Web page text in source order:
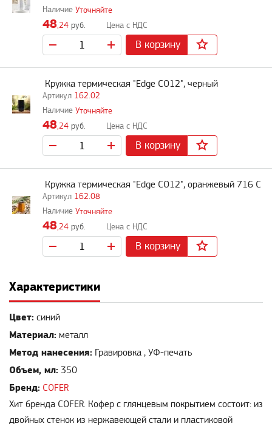
Уточняйте
48,24 руб.
В корзину
162.02
Кружка термическая "Edge CO12", черный
Уточняйте
48,24 руб.
В корзину
162.08
Кружка термическая "Edge CO12", оранжевый 716 C
Уточняйте
48,24 руб.
В корзину
Характеристики
Цвет: синий
Материал: металл
Метод нанесения: Гравировка , УФ-печать
Объем, мл: 350
Бренд: COFER
Хит бренда COFER. Кофер с глянцевым покрытием состоит: из
двойных стенок из нержавеющей стали и пластиковой